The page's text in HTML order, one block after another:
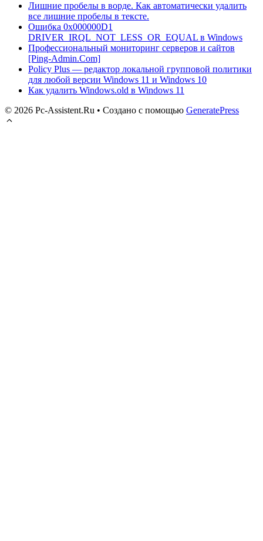
Лишние пробелы в ворде. Как автоматически удалить
все лишние пробелы в тексте.
Ошибка 0x000000D1
DRIVER_IRQL_NOT_LESS_OR_EQUAL в Windows
Профессиональный мониторинг серверов и сайтов
[Ping-Admin.Com]
Policy Plus — редактор локальной групповой политики
для любой версии Windows 11 и Windows 10
Как удалить Windows.old в Windows 11
© 2026 Pc-Assistent.Ru • Создано с помощью GeneratePress